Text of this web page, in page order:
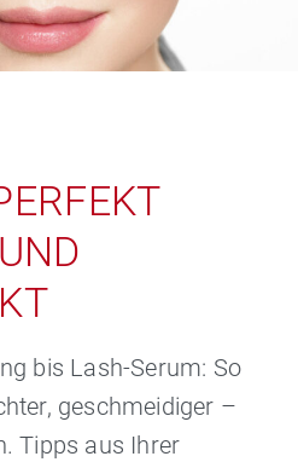
bis Lash-Serum: So
geschmeidiger –
Tipps aus Ihrer